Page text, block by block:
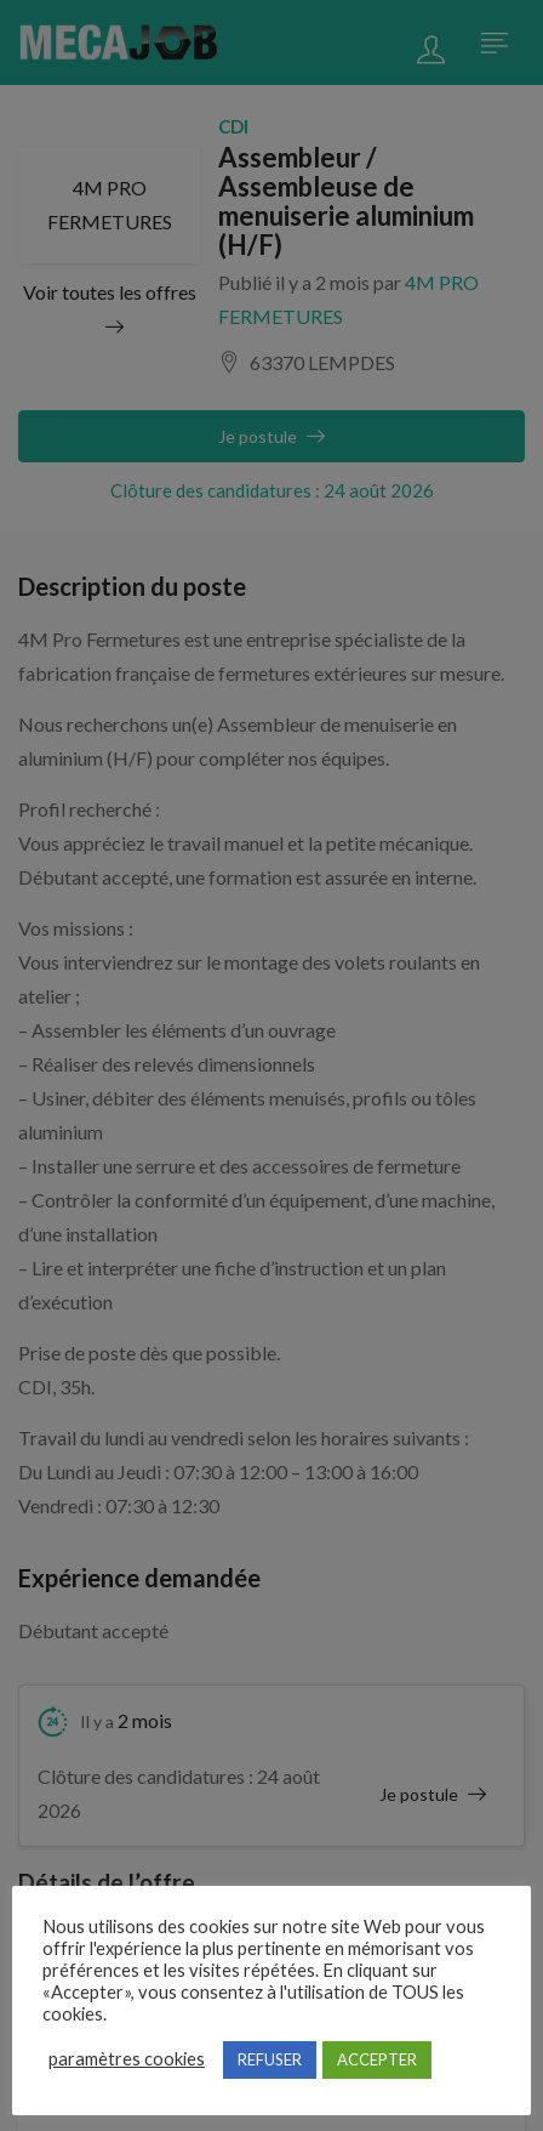
4M PRO
FERMETURES
Voir toutes les offres
CDI
Assembleur /
Assembleuse de
menuiserie aluminium
(H/F)
Publié il y a 2 mois par4M PRO
FERMETURES
63370 LEMPDES
Clôture des candidatures : 24 août 2026
Je postule
Description du poste
4M Pro Fermetures est une entreprise spécialiste de la
fabrication française de fermetures extérieures sur mesure.
Nous recherchons un(e) Assembleur de menuiserie en
aluminium (H/F) pour compléter nos équipes.
Profil recherché :
Vous appréciez le travail manuel et la petite mécanique.
Débutant accepté, une formation est assurée en interne.
Vos missions :
Vous interviendrez sur le montage des volets roulants en
atelier ;
– Assembler les éléments d’un ouvrage
– Réaliser des relevés dimensionnels
– Usiner, débiter des éléments menuisés, profils ou tôles
aluminium
– Installer une serrure et des accessoires de fermeture
– Contrôler la conformité d’un équipement, d’une machine,
d’une installation
– Lire et interpréter une fiche d’instruction et un plan
d’exécution
Prise de poste dès que possible.
CDI, 35h.
Travail du lundi au vendredi selon les horaires suivants :
Du Lundi au Jeudi : 07:30 à 12:00 – 13:00 à 16:00
Vendredi : 07:30 à 12:30
Expérience demandée
Débutant accepté
Il y a 2 mois
Clôture des candidatures : 24 août
2026
Je postule
Détails de l’offre
Entreprise qui propose l'emploi
4M PRO FERMETURES
Référence
Nous utilisons des cookies sur notre site Web pour vous
offrir l'expérience la plus pertinente en mémorisant vos
préférences et les visites répétées. En cliquant sur
«Accepter», vous consentez à l'utilisation de TOUS les
cookies.
paramètres cookies REFUSER ACCEPTER